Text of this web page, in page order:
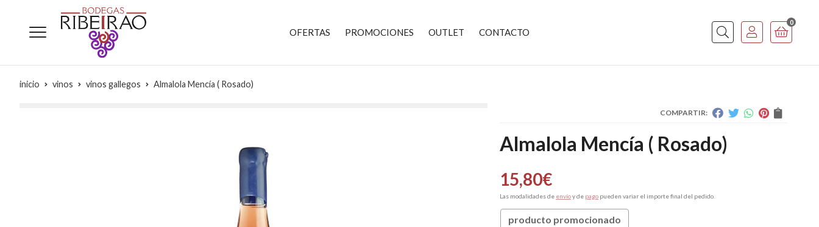
OFERTAS PROMOCIONES OUTLET CONTACTO Buscar
0
inicio vinos vinos gallegos Almalola Mencía ( Rosado)
COMPARTIR:
Almalola Mencía ( Rosado)
15,80€
Las modalidades de envíoy de pago pueden variar el importe final del pedido.
producto promocionado